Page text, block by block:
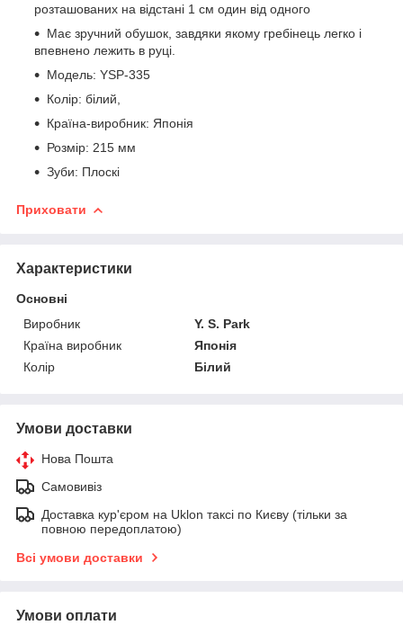
розташованих на відстані 1 см один від одного
Має зручний обушок, завдяки якому гребінець легко і
впевнено лежить в руці.
Модель: YSP-335
Колір: білий,
Країна-виробник: Японія
Розмір: 215 мм
Зуби: Плоскі
Приховати
Характеристики
Основні
Виробник
Y. S. Park
Країна виробник
Японія
Колір
Білий
Умови доставки
Нова Пошта
Самовивіз
Доставка кур'єром на Uklon таксі по Києву (тільки за
повною передоплатою)
Всі умови доставки
Умови оплати